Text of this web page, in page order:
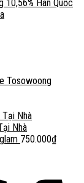
10,56% Hàn Quốc
Tosowoong
Nhà
Nhà
750.000₫